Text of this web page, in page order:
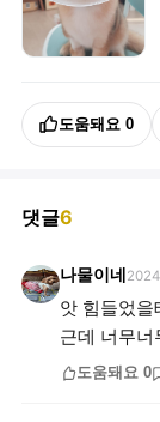
도움돼요 0
댓글6
나물이네
앗 힘들었을
근데 너무너
도움돼요 0